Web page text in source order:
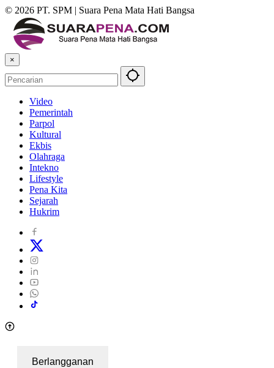
© 2026 PT. SPM | Suara Pena Mata Hati Bangsa
×
Video
Pemerintah
Parpol
Kultural
Ekbis
Olahraga
Intekno
Lifestyle
Pena Kita
Sejarah
Hukrim
Berlangganan